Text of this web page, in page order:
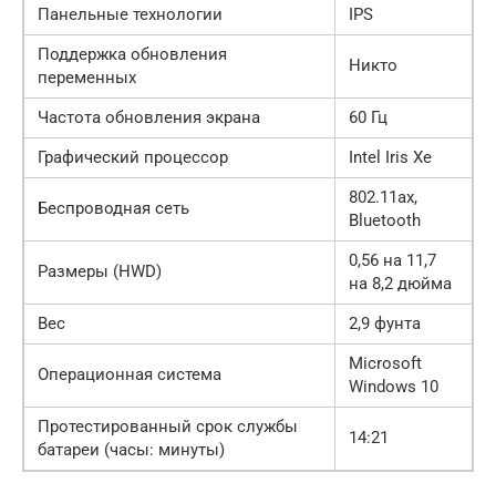
Панельные технологии
IPS
Поддержка обновления
переменных
Никто
Частота обновления экрана
60 Гц
Графический процессор
Intel Iris Xe
Беспроводная сеть
802.11ax,
Bluetooth
Размеры (HWD)
0,56 на 11,7
на 8,2 дюйма
Вес
2,9 фунта
Операционная система
Microsoft
Windows 10
Протестированный срок службы
батареи (часы: минуты)
14:21